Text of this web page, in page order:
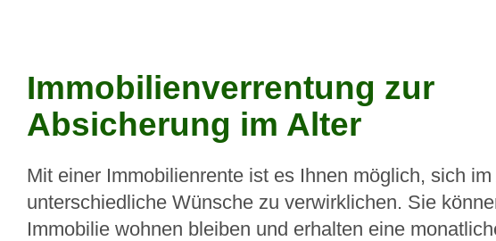
Immobilienverrentung zur
Absicherung im Alter
Mit einer Immobilienrente ist es Ihnen möglich, sich im
unterschiedliche Wünsche zu verwirklichen. Sie
Immobilie wohnen bleiben und erhalten eine